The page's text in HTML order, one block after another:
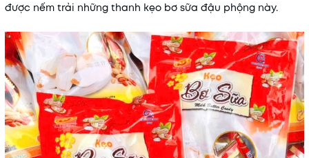
được nếm trải những thanh kẹo bơ sữa đậu phộng này.